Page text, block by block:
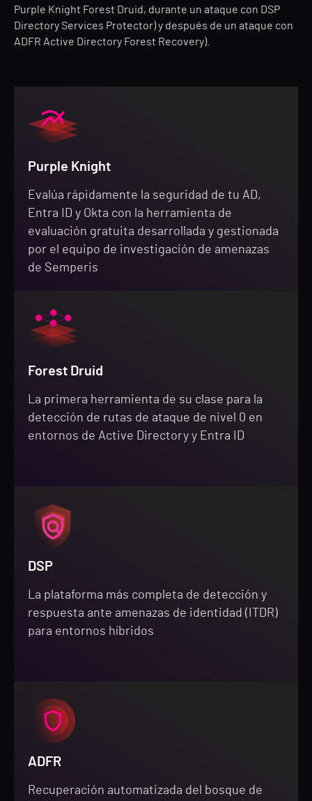
Purple Knight Forest Druid, durante un ataque con DSP
Directory Services Protector) y después de un ataque con
ADFR Active Directory Forest Recovery).
Purple Knight
Evalúa rápidamente la seguridad de tu AD,
Entra ID y Okta con la herramienta de
evaluación gratuita desarrollada y gestionada
por el equipo de investigación de amenazas
de Semperis
Forest Druid
La primera herramienta de su clase para la
detección de rutas de ataque de nivel 0 en
entornos de Active Directory y Entra ID
DSP
La plataforma más completa de detección y
respuesta ante amenazas de identidad (ITDR)
para entornos híbridos
ADFR
Recuperación automatizada del bosque de